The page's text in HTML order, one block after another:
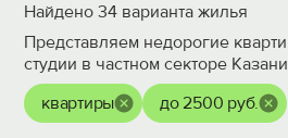
Найдено 34 варианта жилья
Представляем недорогие
студии в частном секторе
квартиры
до 2500 руб.